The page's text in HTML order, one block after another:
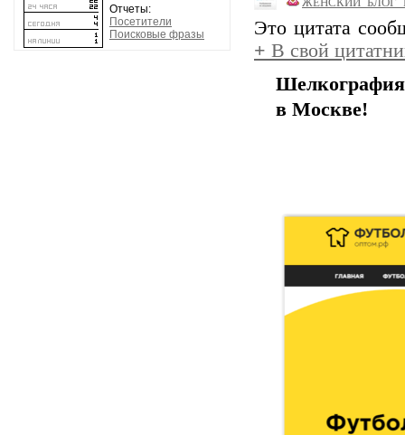
Отчеты:
Посетители
Поисковые фразы
Это цитата
+ В свой
Шелкография
в Москве!